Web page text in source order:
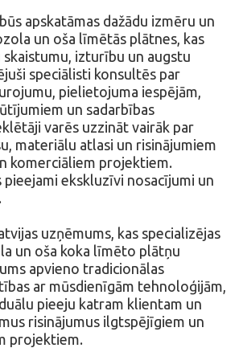
apskatāmas dažādu izmēru un
un oša līmētās plātnes, kas
skaistumu, izturību un augstu
speciālisti konsultēs par
pielietojuma iespējām,
un sadarbības
varēs uzzināt vairāk par
materiālu atlasi un risinājumiem
komerciāliem projektiem.
pieejami ekskluzīvi nosacījumi un
uzņēmums, kas specializējas
un oša koka līmēto plātņu
apvieno tradicionālas
ar mūsdienīgām tehnoloģijām,
pieeju katram klientam un
risinājumus ilgtspējīgiem un
projektiem.